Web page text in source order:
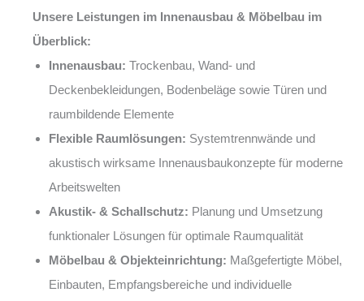
Unsere Leistungen im Innenausbau & Möbelbau im
Überblick:
Innenausbau: Trockenbau, Wand- und
Deckenbekleidungen, Bodenbeläge sowie Türen und
raumbildende Elemente
Flexible Raumlösungen: Systemtrennwände und
akustisch wirksame Innenausbaukonzepte für moderne
Arbeitswelten
Akustik- & Schallschutz: Planung und Umsetzung
funktionaler Lösungen für optimale Raumqualität
Möbelbau & Objekteinrichtung: Maßgefertigte Möbel,
Einbauten, Empfangsbereiche und individuelle